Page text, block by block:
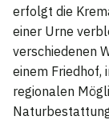
erfolgt die
einer Urne
verschiedenen
einem Friedhof,
regionalen